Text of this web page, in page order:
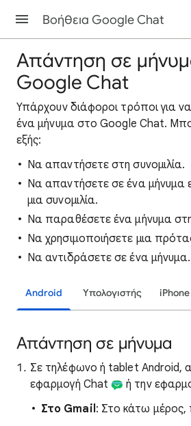
Βοήθεια Google Chat
Απάντηση σε
Google Chat
Υπάρχουν διάφοροι τρόποι για
ένα μήνυμα στο Google Chat.
εξής:
Να απαντήσετε στη συνομιλία.
Να απαντήσετε σε ένα μήνυμα
μια συνομιλία.
Να παραθέσετε ένα μήνυμα
Να χρησιμοποιήσετε μια
Να αντιδράσετε σε ένα μήνυμα.
Android Υπολογιστής iPhone
Απάντηση σε μήνυμα
Σε τηλέφωνο ή tablet Android,
εφαρμογή Chat
ή την
Στο Gmail: Στο κάτω